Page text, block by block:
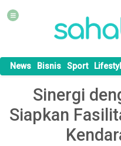
News Bisnis Sport
Sinergi
Siapkan